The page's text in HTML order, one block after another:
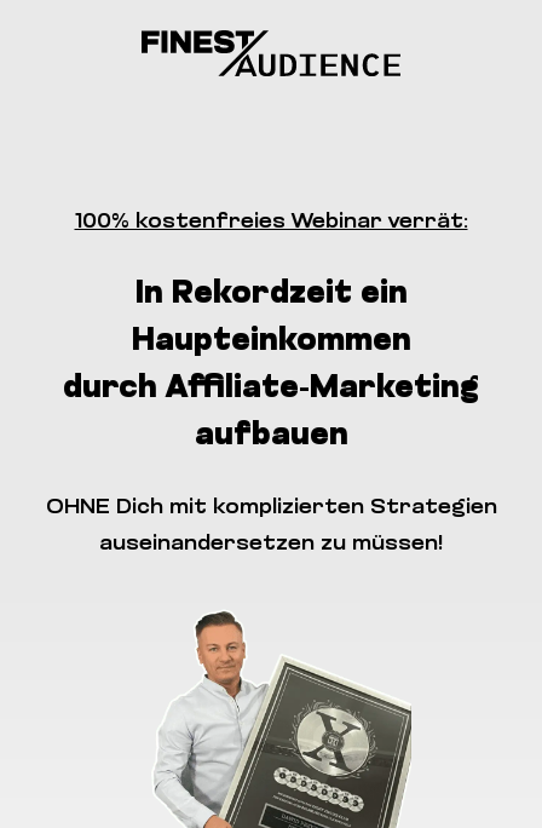
100% kostenfreies Webinar verrät:
In Rekordzeit ein
Haupteinkommen
durch Affiliate-Marketing
aufbauen
OHNE Dich mit komplizierten Strategien
auseinandersetzen zu müssen!